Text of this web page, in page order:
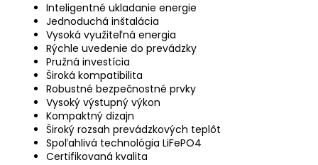
Inteligentné ukladanie energie
Jednoduchá inštalácia
Vysoká využiteľná energia
Rýchle uvedenie do prevádzky
Pružná investícia
Široká kompatibilita
Robustné bezpečnostné prvky
Vysoký výstupný výkon
Kompaktný dizajn
Široký rozsah prevádzkových teplôt
Spoľahlivá technológia LiFePO4
Certifikovaná kvalita